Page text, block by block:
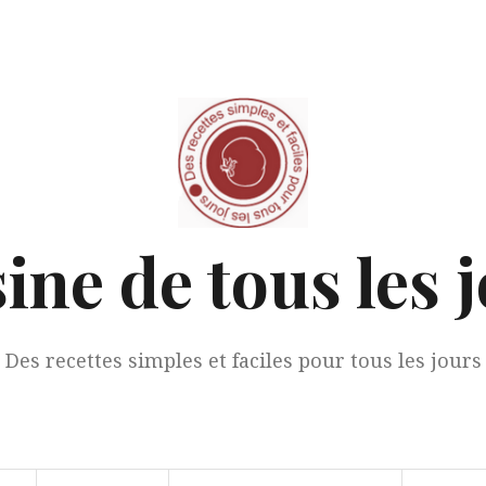
de tous les
Des recettes simples et faciles pour tous les jours